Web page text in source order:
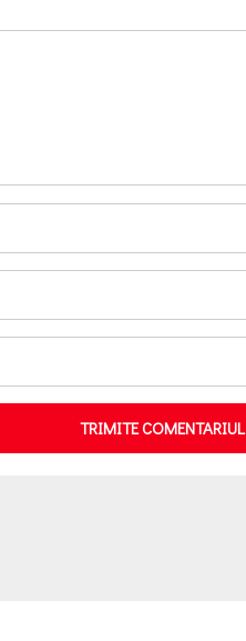
TRIMITE COMENTARIUL